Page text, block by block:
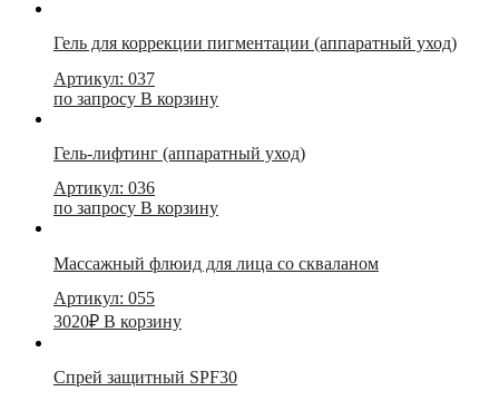
Гель для коррекции пигментации (аппаратный уход)
Артикул: 037
по запросу В корзину
Гель-лифтинг (аппаратный уход)
Артикул: 036
по запросу В корзину
Массажный флюид для лица со скваланом
Артикул: 055
3020₽ В корзину
Спрей защитный SPF30